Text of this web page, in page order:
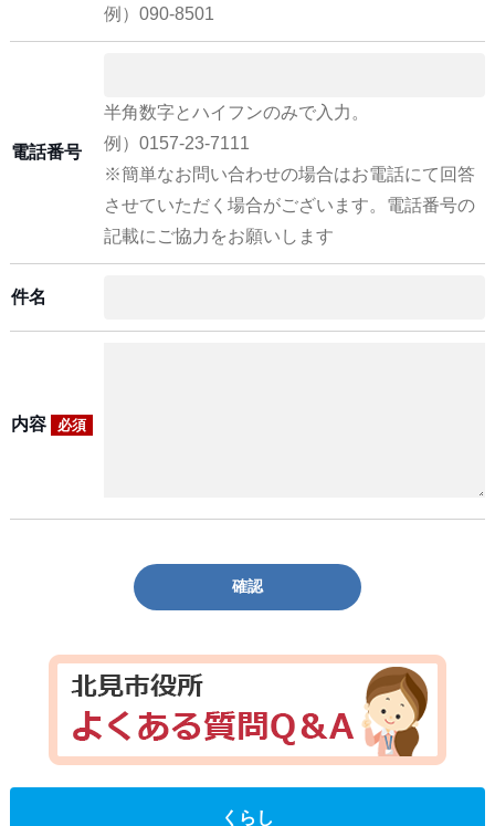
例）090-8501
電話番号
半角数字とハイフンのみで入力。
例）0157-23-7111
※簡単なお問い合わせの場合はお電話にて回答
させていただく場合がございます。電話番号の
記載にご協力をお願いします
件名
内容 必須
確認
くらし